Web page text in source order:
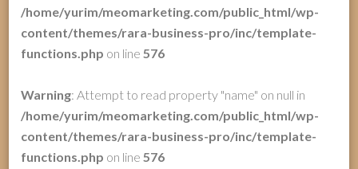
/home/yurim/meomarketing.com/public_html/wp-
content/themes/rara-business-pro/inc/template-
functions.php on line576
Warning: Attempt to read property "name" on null in
/home/yurim/meomarketing.com/public_html/wp-
content/themes/rara-business-pro/inc/template-
functions.php on line576